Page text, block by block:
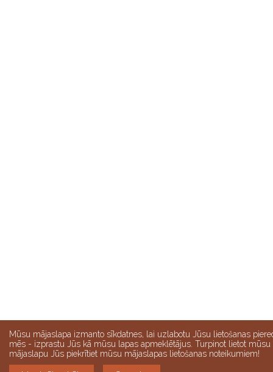
Mūsu mājaslapa izmanto sīkdatnes, lai uzlabotu Jūsu lietošanas
mēs - izprastu Jūs kā mūsu lapas apmeklētājus. Turpinot lietot mūsu
mājaslapu Jūs piekrītiet mūsu mājaslapas lietošanas noteikumiem!